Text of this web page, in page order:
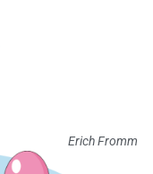
Erich Fromm